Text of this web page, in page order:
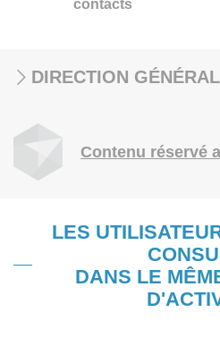
contacts
DIRECTION
Contenu réservé
LES
DANS LE